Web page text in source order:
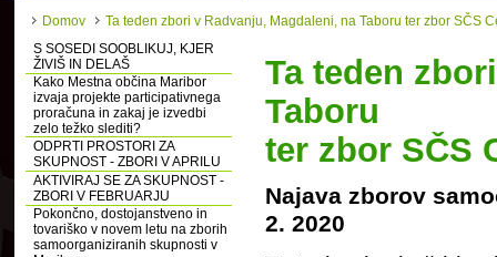
Domov
Ta teden zbori v Radvanju, Magdaleni, na Taboru ter zbor SČS
S SOSEDI SOOBLIKUJ, KJER
ŽIVIŠ IN DELAŠ
Kako Mestna občina Maribor
izvaja projekte participativnega
proračuna in zakaj je izvedbi
zelo težko slediti?
ODPRTI PROSTORI ZA
SKUPNOST - ZBORI V APRILU
AKTIVIRAJ SE ZA SKUPNOST -
ZBORI V FEBRUARJU
Pokončno, dostojanstveno in
tovariško v novem letu na zborih
samoorganiziranih skupnosti v
Ta teden
Taboru
ter zbor SČS
Najava zborov
2. 2020